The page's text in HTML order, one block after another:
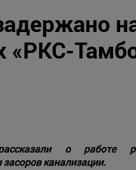
«РКС-
о работе
канализации.